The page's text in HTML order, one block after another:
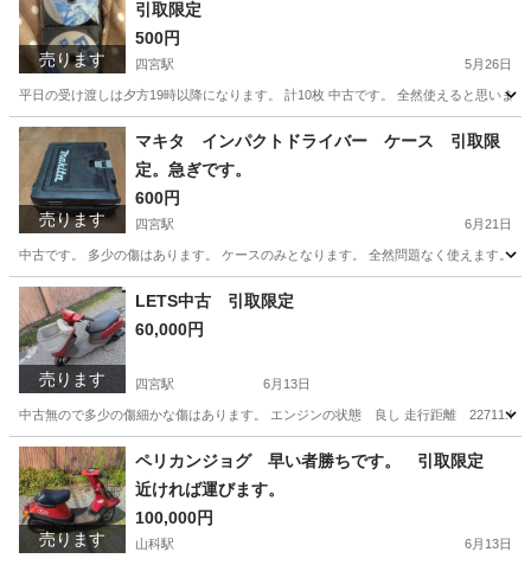
売ります
引取限定
500円
四宮駅 5月26日
平日の受け渡しは夕方19時以降になります。 計10枚 中古です。 全然使えると思いま
京都 京都市 四宮駅 その他 プレステ
売ります
マキタ インパクトドライバー ケース 引取限
定。急ぎです。
600円
四宮駅 6月21日
中古です。 多少の傷はあります。 ケースのみとなります。 全然問題なく使えます。
京都 京都市 四宮駅 その他 インパクトドライバー
売ります
LETS中古 引取限定
60,000円
四宮駅 6月13日
中古無ので多少の傷細かな傷はあります。 エンジンの状態 良し 走行距離
京都 京都市 四宮駅 スズキ 近場
売ります
ペリカンジョグ 早い者勝ちです。 引取限定
近ければ運びます。
100,000円
山科駅 6月13日